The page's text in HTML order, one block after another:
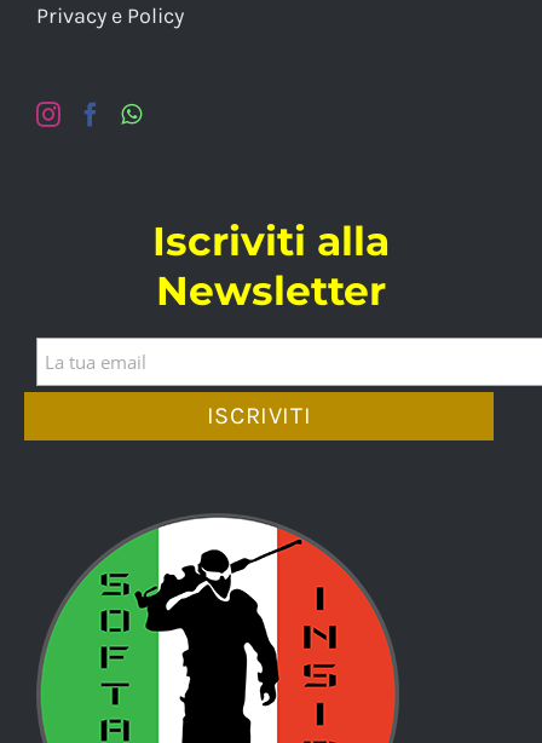
Privacy e Policy
Iscriviti alla
Newsletter